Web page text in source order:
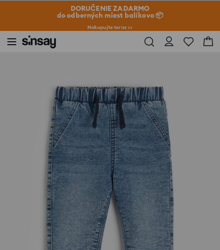
DORUČENIE ZADARMO
do odberných miest balíkovo 📦
Nakupujte teraz >>